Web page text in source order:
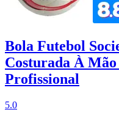
Bola Futebol
Costurada À
Profissional
5.0